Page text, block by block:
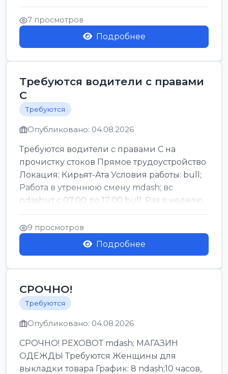
неделю. Мы пр...
7 просмотров
Подробнее
Требуются водители с правами
С
Требуются
Опубликовано: 04.08.2026
Требуются водители с правами С на
прочистку стоков Прямое трудоустройство
Локация: Кирьят-Ата Условия работы: bull;
Работа в утреннюю смену mdash; вс
ndash;чт с 07:00 до 17:00 bull; Раз в неделю
mdash...
9 просмотров
Подробнее
СРОЧНО!
Требуются
Опубликовано: 04.08.2026
СРОЧНО! РЕХОВОТ mdash; МАГАЗИН
ОДЕЖДЫ Требуются Женщины для
выкладки товара График: 8 ndash;10 часов,